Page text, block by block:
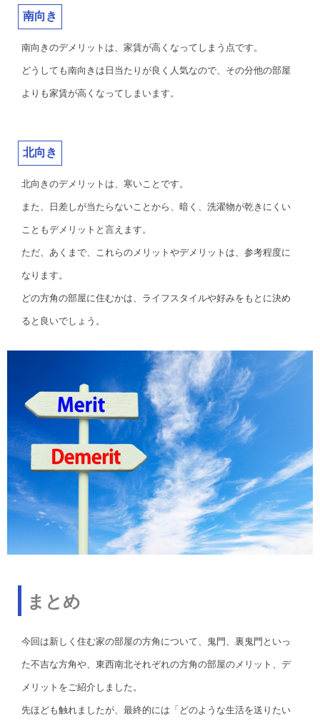
南向き
南向きのデメリットは、家賃が高くなってしまう点です。
どうしても南向きは日当たりが良く人気なので、その分他の部屋
よりも家賃が高くなってしまいます。
北向き
北向きのデメリットは、寒いことです。
また、日差しが当たらないことから、暗く、洗濯物が乾きにくい
こともデメリットと言えます。
ただ、あくまで、これらのメリットやデメリットは、参考程度に
なります。
どの方角の部屋に住むかは、ライフスタイルや好みをもとに決め
ると良いでしょう。
まとめ
今回は新しく住む家の部屋の方角について、鬼門、裏鬼門といっ
た不吉な方角や、東西南北それぞれの方角の部屋のメリット、デ
メリットをご紹介しました。
先ほども触れましたが、最終的には「どのような生活を送りたい